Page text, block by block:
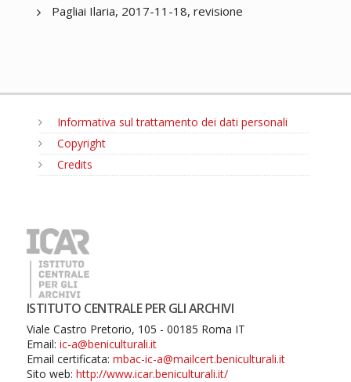
Pagliai Ilaria, 2017-11-18, revisione
Informativa sul trattamento dei dati personali
Copyright
Credits
ISTITUTO CENTRALE PER GLI ARCHIVI
Viale Castro Pretorio, 105 - 00185 Roma IT
Email: ic-a@beniculturali.it
Email certificata: mbac-ic-a@mailcert.beniculturali.it
Sito web: http://www.icar.beniculturali.it/